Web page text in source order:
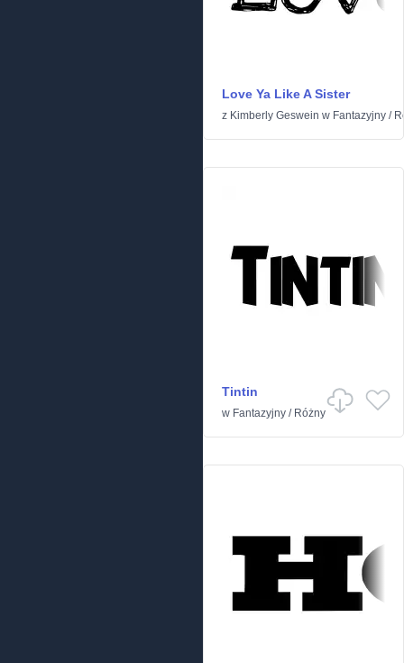
Love Ya Like A Sister
z Kimberly Geswein w Fantazyjny /
Tintin
w Fantazyjny / Różny